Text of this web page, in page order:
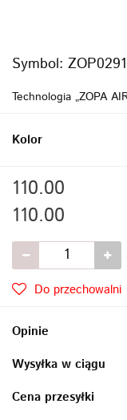
Symbol:
Technologia „ZOPA
Kolor
110.00
110.00
Do przechowalni
Opinie
Wysyłka w ciągu
Cena przesyłki